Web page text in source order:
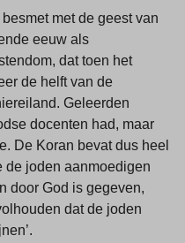
met de geest van
eeuw als
dat toen het
de helft van de
Geleerden
docenten had, maar
De Koran bevat dus heel
de joden aanmoedigen
door God is gegeven,
dat de joden